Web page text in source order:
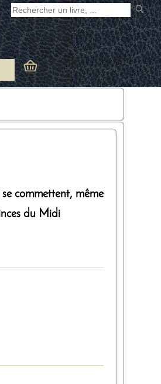
commettent, même
du Midi